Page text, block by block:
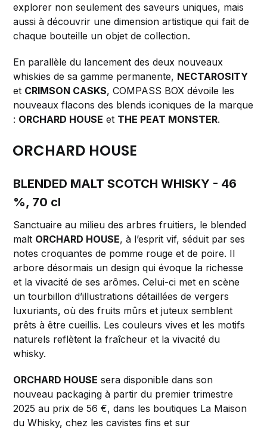
explorer non seulement des saveurs uniques, mais
aussi à découvrir une dimension artistique qui fait de
chaque bouteille un objet de collection.
En parallèle du lancement des deux nouveaux
whiskies de sa gamme permanente, NECTAROSITY
et CRIMSON CASKS, COMPASS BOX dévoile les
nouveaux flacons des blends iconiques de la marque
: ORCHARD HOUSE et THE PEAT MONSTER.
ORCHARD HOUSE
BLENDED MALT SCOTCH WHISKY - 46
%, 70 cl
Sanctuaire au milieu des arbres fruitiers, le blended
malt ORCHARD HOUSE, à l’esprit vif, séduit par ses
notes croquantes de pomme rouge et de poire. Il
arbore désormais un design qui évoque la richesse
et la vivacité de ses arômes. Celui-ci met en scène
un tourbillon d’illustrations détaillées de vergers
luxuriants, où des fruits mûrs et juteux semblent
prêts à être cueillis. Les couleurs vives et les motifs
naturels reflètent la fraîcheur et la vivacité du
whisky.
ORCHARD HOUSE sera disponible dans son
nouveau packaging à partir du premier trimestre
2025 au prix de 56 €, dans les boutiques La Maison
du Whisky, chez les cavistes fins et sur